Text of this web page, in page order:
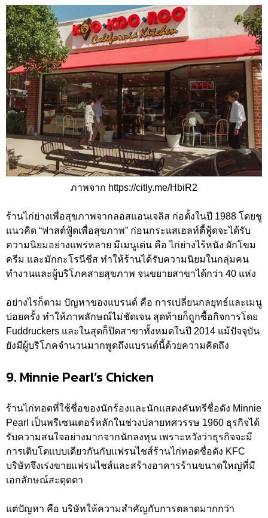
ภาพจาก https://citly.me/HbiR2
ร้านไก่ย่างเพื่อสุขภาพจากลอสแอนเจลิส ก่อตั้งในปี 1988 โดยชู
แนวคิด “ฟาสต์ฟู้ดเพื่อสุขภาพ” ก่อนกระแสเฮลท์ตี้ฟู้ดจะได้รับ
ความนิยมอย่างแพร่หลาย มีเมนูเด่น คือ ไก่ย่างไร้หนัง ผักโขม
ครีม และมักกะโรนีชีส ทำให้ร้านได้รับความนิยมในกลุ่มคน
ทำงานและผู้บริโภคสายสุขภาพ จนขยายสาขาได้กว่า 40 แห่ง
อย่างไรก็ตาม ปัญหาของแบรนด์ คือ การเปลี่ยนกลยุทธ์และเมนู
บ่อยครั้ง ทำให้ภาพลักษณ์ไม่ชัดเจน สุดท้ายก็ถูกซื้อกิจการโดย
Fuddruckers และในสุดก็ปิดสาขาทั้งหมดในปี 2014 แม้ปัจจุบัน
ยังมีผู้บริโภคจำนวนมากพูดถึงแบรนด์นี้ด้วยความคิดถึง
9. Minnie Pearl’s Chicken
ร้านไก่ทอดที่ใช้ชื่อของนักร้องและนักแสดงคันทรีชื่อดัง Minnie
Pearl เป็นพรีเซนเตอร์หลักในช่วงปลายทศวรรษ 1960 ธุรกิจได้
รับความสนใจอย่างมากจากนักลงทุน เพราะหวังว่าธุรกิจจะมี
การเติบโตแบบเดียวกันกับแฟรนไชส์ร้านไก่ทอดชื่อดัง KFC
บริษัทจึงเร่งขายแฟรนไชส์และสร้างอาคารร้านขนาดใหญ่ที่มี
เอกลักษณ์สะดุดตา
แต่ปัญหา คือ บริษัทให้ความสำคัญกับการตลาดมากกว่า